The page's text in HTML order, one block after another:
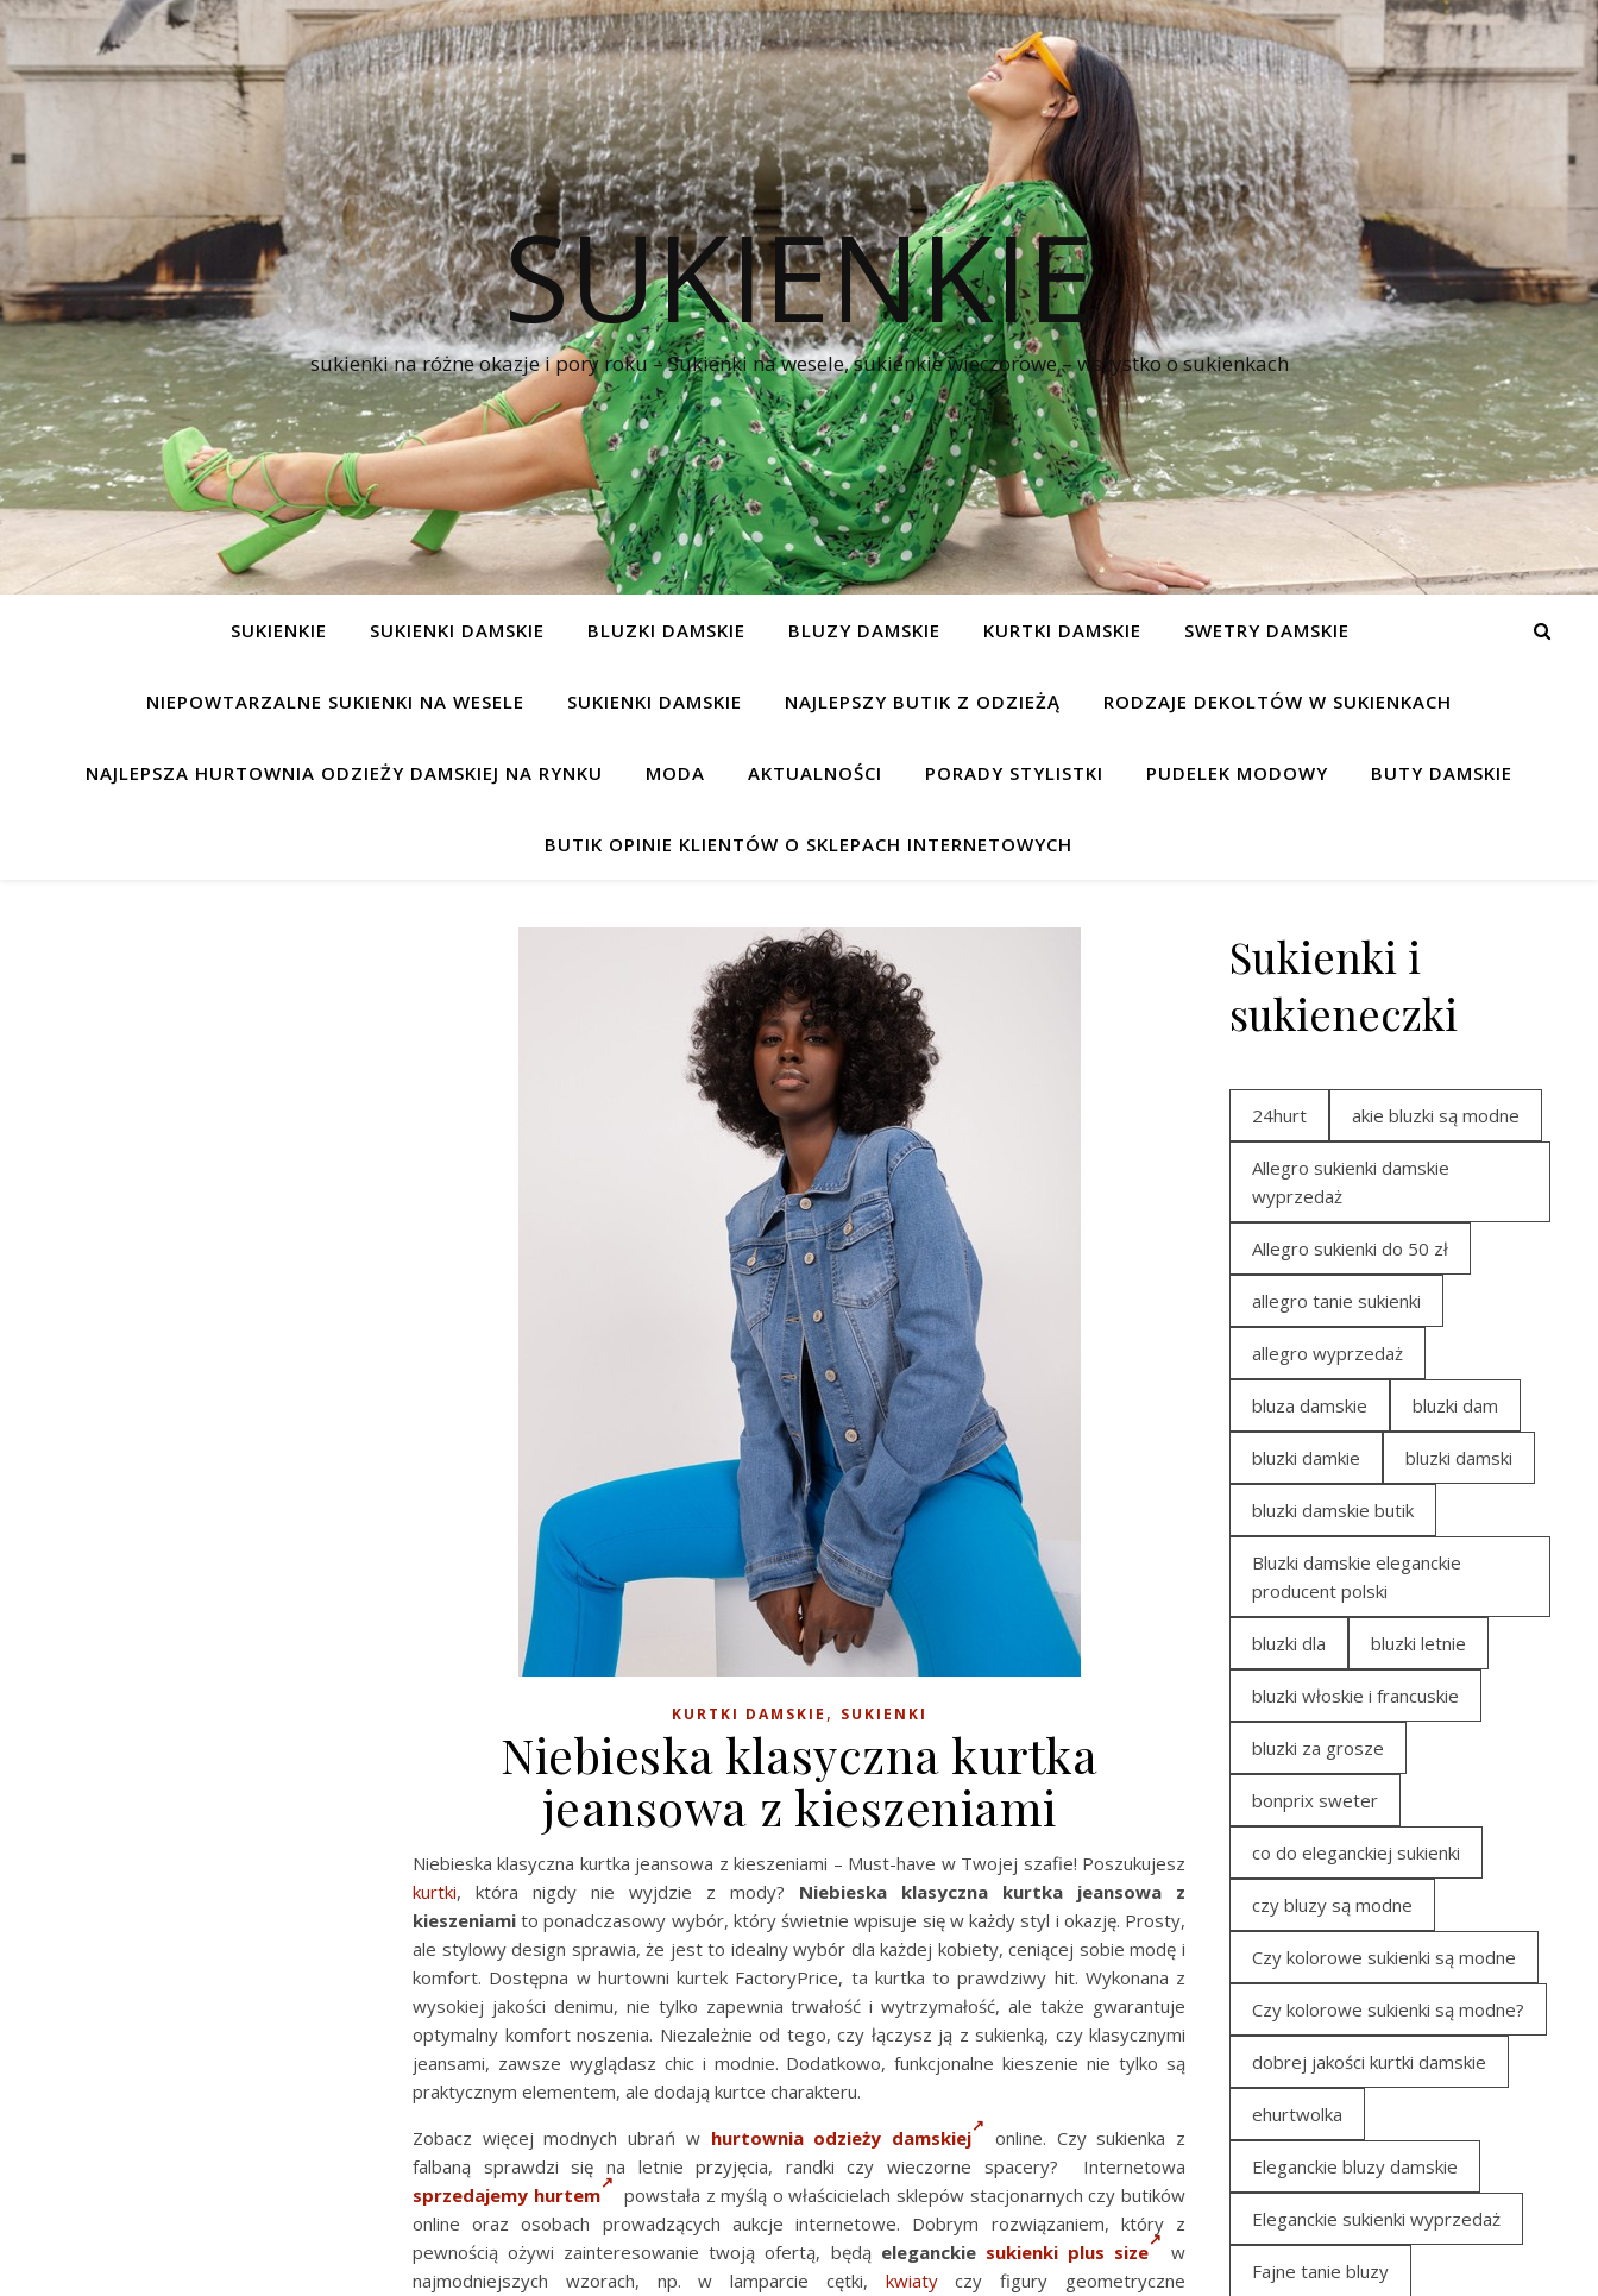
SUKIENKIE
sukienki na różne okazje i pory roku – Sukienki na wesele, sukienkie wieczorowe – wszystko o sukienkach
SUKIENKIE SUKIENKI DAMSKIE BLUZKI DAMSKIE BLUZY DAMSKIE KURTKI DAMSKIE SWETRY DAMSKIE
NIEPOWTARZALNE SUKIENKI NA WESELE SUKIENKI DAMSKIE NAJLEPSZY BUTIK Z ODZIEŻĄ RODZAJE DEKOLTÓW W SUKIENKACH
NAJLEPSZA HURTOWNIA ODZIEŻY DAMSKIEJ NA RYNKU MODA AKTUALNOŚCI PORADY STYLISTKI PUDELEK MODOWY BUTY DAMSKIE
BUTIK OPINIE KLIENTÓW O SKLEPACH INTERNETOWYCH
KURTKI DAMSKIE , SUKIENKI
Niebieska klasyczna kurtka
jeansowa z kieszeniami
Niebieska klasyczna kurtka jeansowa z kieszeniami – Must-have w Twojej szafie! Poszukujesz
kurtki, która nigdy nie wyjdzie z mody? Niebieska klasyczna kurtka jeansowa z
kieszeniami to ponadczasowy wybór, który świetnie wpisuje się w każdy styl i okazję. Prosty,
ale stylowy design sprawia, że jest to idealny wybór dla każdej kobiety, ceniącej sobie modę i
komfort. Dostępna w hurtowni kurtek FactoryPrice, ta kurtka to prawdziwy hit. Wykonana z
wysokiej jakości denimu, nie tylko zapewnia trwałość i wytrzymałość, ale także gwarantuje
optymalny komfort noszenia. Niezależnie od tego, czy łączysz ją z sukienką, czy klasycznymi
jeansami, zawsze wyglądasz chic i modnie. Dodatkowo, funkcjonalne kieszenie nie tylko są
praktycznym elementem, ale dodają kurtce charakteru.
Zobacz więcej modnych ubrań w hurtownia odzieży damskiej
online. Czy sukienka z
falbaną sprawdzi się na letnie przyjęcia, randki czy wieczorne spacery? Internetowa
sprzedajemy hurtem
powstała z myślą o właścicielach sklepów stacjonarnych czy butików
online oraz osobach prowadzących aukcje internetowe. Dobrym rozwiązaniem, który z
pewnością ożywi zainteresowanie twoją ofertą, będą eleganckie sukienki plus size
w
najmodniejszych wzorach, np. w lamparcie cętki, kwiatyczy figury geometryczne
Sukienki i
sukieneczki
24hurt akie bluzki są modne
Allegro sukienki damskie
wyprzedaż
Allegro sukienki do 50 zł
allegro tanie sukienki
allegro wyprzedaż
bluza damskie bluzki dam
bluzki damkie bluzki damski
bluzki damskie butik
Bluzki damskie eleganckie
producent polski
bluzki dla bluzki letnie
bluzki włoskie i francuskie
bluzki za grosze
bonprix sweter
co do eleganckiej sukienki
czy bluzy są modne
Czy kolorowe sukienki są modne
Czy kolorowe sukienki są modne?
dobrej jakości kurtki damskie
ehurtwolka
Eleganckie bluzy damskie
Eleganckie sukienki wyprzedaż
Fajne tanie bluzy